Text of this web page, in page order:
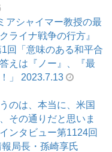
アシャイマー教授の最
ライナ戦争の行方』
回「意味のある和平合
えは『ノー』、『最
」 2023.7.13
のは、本当に、米国
その通りだと思いま
ンタビュー第1124回
局長・孫崎享氏